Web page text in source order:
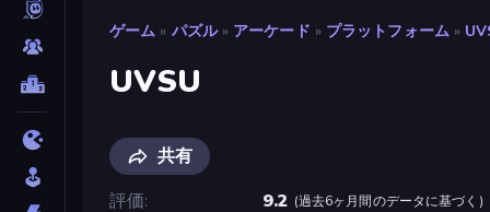
ゲーム » パズル » アーケード » プラットフォーム »
UVSU
共有
評価
9.2 (過去6ヶ月間のデータに基づく )